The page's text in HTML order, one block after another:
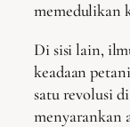
memedulikan
Di sisi lain,
keadaan
satu revolusi
menyarankan